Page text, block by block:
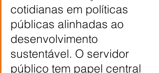
cotidianas em políticas
públicas alinhadas ao
desenvolvimento
sustentável. O servidor
público tem papel central